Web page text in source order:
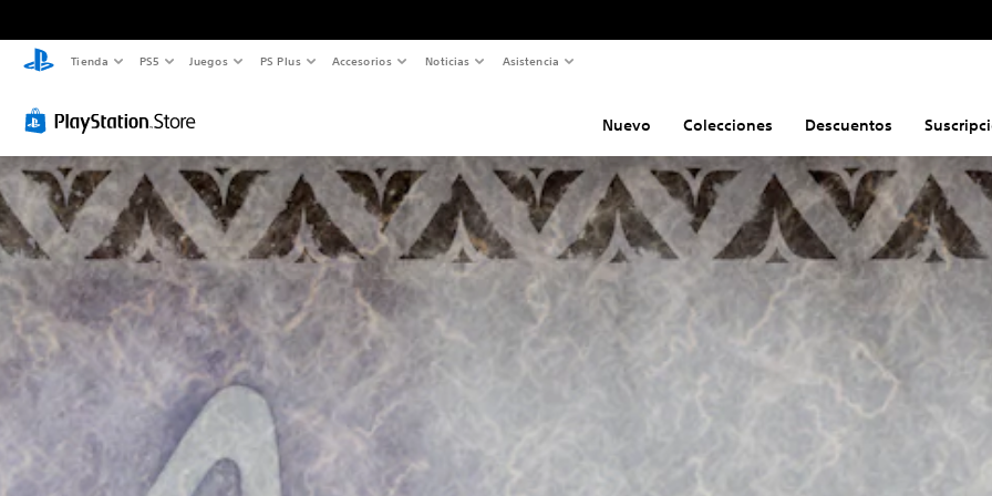
Tienda PS5 Juegos PS Plus Accesorios Noticias Asistencia
Nuevo Colecciones Descuentos